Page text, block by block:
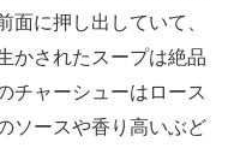
面に押し出していて、
かされたスープは絶品
チャーシューはロース
ソースや香り高いぶど